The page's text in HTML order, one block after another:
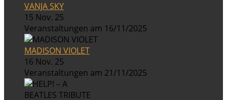
VANJA SKY
15 Nov. 25
Veranstaltungen am 16/11/2025
MADISON VIOLET
16 Nov. 25
Veranstaltungen am 21/11/2025